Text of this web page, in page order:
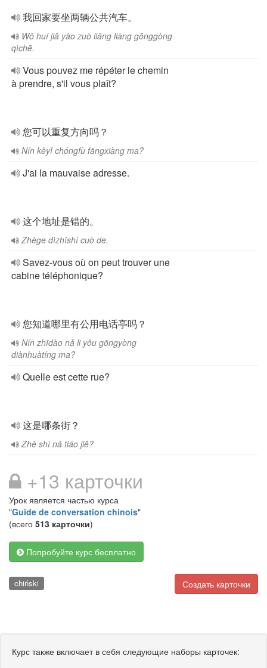
我回家要坐两辆公共汽车。
Wǒ huí jiā yào zuò liǎng liàng gōnggòng
qìchē.
Vous pouvez me répéter le chemin
à prendre, s'il vous plaît?
您可以重复方向吗？
Nín kěyǐ chóngfù fāngxiàng ma?
J'ai la mauvaise adresse.
这个地址是错的。
Zhège dìzhǐshì cuò de.
Savez-vous où on peut trouver une
cabine téléphonique?
您知道哪里有公用电话亭吗？
Nín zhīdào nǎ li yǒu gōngyòng
diànhuàtíng ma?
Quelle est cette rue?
这是哪条街？
Zhè shì nǎ tiáo jiē?
+13 карточки
Урок является частью курса
"Guide de conversation chinois"
(всего 513 карточки)
Попробуйте курс бесплатно
Создать карточки
chiński
Курс также включает в себя следующие наборы карточек: